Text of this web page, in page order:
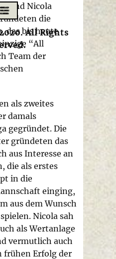
und Nicola
die
das bis heute
“All
Team der
als zweites
damals
gegründet. Die
gründeten das
aus Interesse an
die als erstes
in die
einging,
aus dem Wunsch
Nicola sah
als Wertanlage
vermutlich auch
frühen Erfolg der
All Rights